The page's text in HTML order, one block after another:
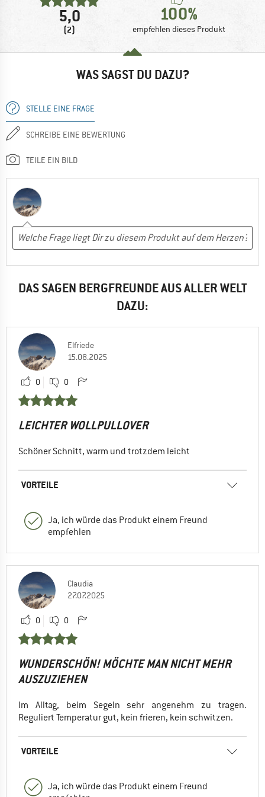
5,0
(2)
100%
empfehlen dieses Produkt
WAS SAGST DU DAZU?
STELLE EINE FRAGE
SCHREIBE EINE BEWERTUNG
TEILE EIN BILD
DAS SAGEN BERGFREUNDE AUS ALLER WELT
DAZU:
Elfriede
15.08.2025
0 0
LEICHTER WOLLPULLOVER
Schöner Schnitt, warm und trotzdem leicht
VORTEILE
Ja, ich würde das Produkt einem Freund
empfehlen
Claudia
27.07.2025
0 0
WUNDERSCHÖN! MÖCHTE MAN NICHT MEHR
AUSZUZIEHEN
Im Alltag, beim Segeln sehr angenehm zu tragen.
Reguliert Temperatur gut, kein frieren, kein schwitzen.
VORTEILE
Ja, ich würde das Produkt einem Freund